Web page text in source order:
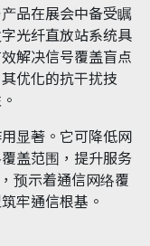
品在展会中备受瞩
光纤直放站系统具
解决信号覆盖盲点
优化的抗干扰技
显著。它可降低网
盖范围，提升服务
预示着通信网络覆
牢通信根基。